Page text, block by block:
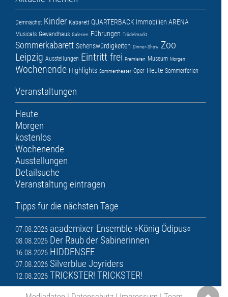
Demnächst Kinder Kabarett QUARTERBACK Immobilien ARENA
Musicals Gewandhaus Galerien Führungen Trödelmarkt
Sommerkabarett Sehenswürdigkeiten Dinner-Show Zoo
Leipzig Ausstellungen Eintritt frei Premieren Museum Morgen
Wochenende Highlights Sommertheater Oper Heute Sommerferien
Veranstaltungen
Heute
Morgen
kostenlos
Wochenende
Ausstellungen
Detailsuche
Veranstaltung eintragen
Tipps für die nächsten Tage
07.08.2026 academixer-Ensemble »König Ödipus«
08.08.2026 Der Raub der Sabinerinnen
16.08.2026 HIDDENSEE
07.08.2026 Silverblue Joyriders
12.08.2026 TRICKSTER! TRICKSTER!